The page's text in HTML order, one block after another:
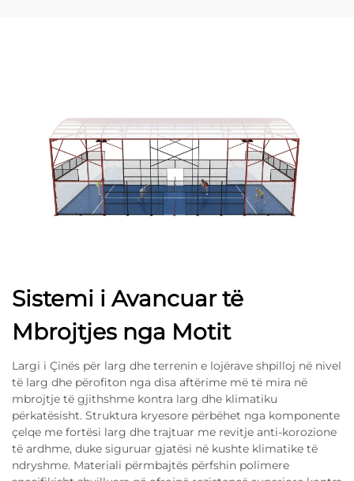
Sistemi i Avancuar të
Mbrojtjes nga Motit
Largi i Çinës për larg dhe terrenin e lojërave shpilloj në nivel
të larg dhe përofiton nga disa aftërime më të mira në
mbrojtje të gjithshme kontra larg dhe klimatiku
përkatësisht. Struktura kryesore përbëhet nga komponente
çelqe me fortësi larg dhe trajtuar me revitje anti-korozione
të ardhme, duke siguruar gjatësi në kushte klimatike të
ndryshme. Materiali përmbajtës përfshin polimere